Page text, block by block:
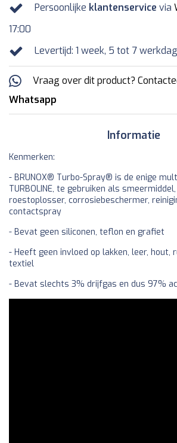
Persoonlijke klantenservice via
17:00
Levertijd: 1 week, 5 tot 7
Vraag over dit product?
Whatsapp
Informatie
Kenmerken:
- BRUNOX® Turbo-Spray® is de enige
TURBOLINE, te gebruiken als
roestoplosser, corrosiebeschermer,
contactspray
- Bevat geen siliconen, teflon en grafiet
- Heeft geen invloed op lakken, leer, hout,
textiel
- Bevat slechts 3% drijfgas en dus 97%